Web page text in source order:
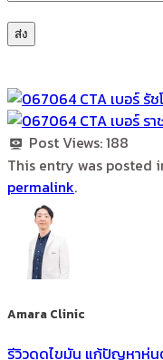
Post Views:188
This entry was posted
permalink.
Amara Clinic
รีวิวดูดไขมัน แก้ปัญหาหุ่น